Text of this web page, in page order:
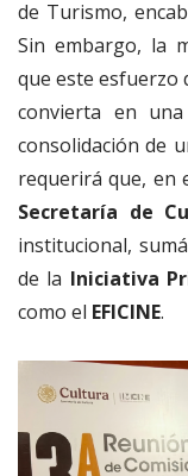
de Turismo,
Sin embargo, la
que este esfuerzo
convierta en
consolidación de
requerirá que, en
Secretaría de
institucional,
de la Iniciativa
como el EFICINE.